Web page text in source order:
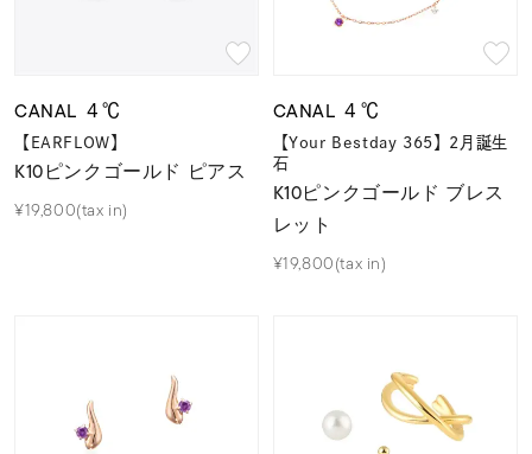
CANAL ４℃
【EARFLOW】
K10ピンクゴールド ピアス
¥19,800(tax in)
CANAL ４℃
【Your Bestday 365】2月誕生
石
K10ピンクゴールド ブレス
レット
¥19,800(tax in)